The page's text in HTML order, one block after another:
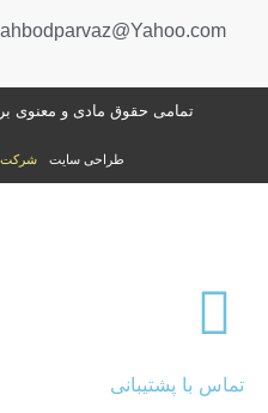
تمامی حقوق مادی و معنوی
طراحی سایت شرکت
تماس با پشتیبانی